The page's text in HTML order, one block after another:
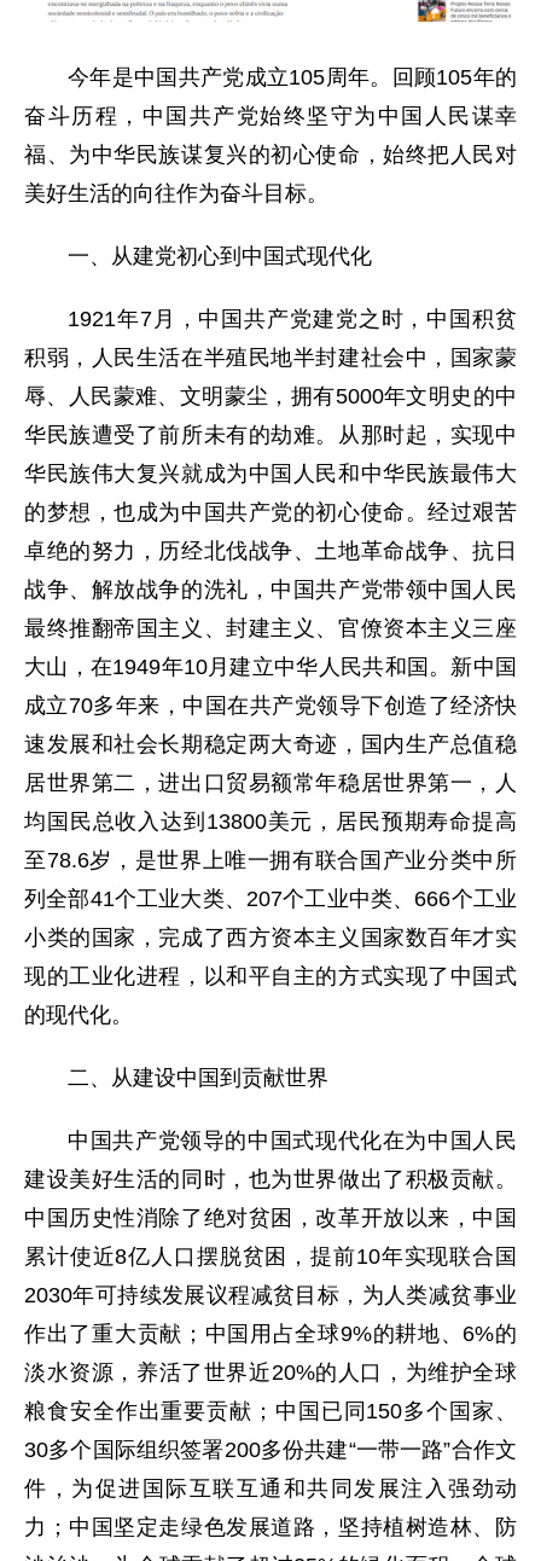
今年是中国共产党成立105周年。回顾105年的
奋斗历程，中国共产党始终坚守为中国人民谋幸
福、为中华民族谋复兴的初心使命，始终把人民对
美好生活的向往作为奋斗目标。
一、从建党初心到中国式现代化
1921年7月，中国共产党建党之时，中国积贫
积弱，人民生活在半殖民地半封建社会中，国家蒙
辱、人民蒙难、文明蒙尘，拥有5000年文明史的中
华民族遭受了前所未有的劫难。从那时起，实现中
华民族伟大复兴就成为中国人民和中华民族最伟大
的梦想，也成为中国共产党的初心使命。经过艰苦
卓绝的努力，历经北伐战争、土地革命战争、抗日
战争、解放战争的洗礼，中国共产党带领中国人民
最终推翻帝国主义、封建主义、官僚资本主义三座
大山，在1949年10月建立中华人民共和国。新中国
成立70多年来，中国在共产党领导下创造了经济快
速发展和社会长期稳定两大奇迹，国内生产总值稳
居世界第二，进出口贸易额常年稳居世界第一，人
均国民总收入达到13800美元，居民预期寿命提高
至78.6岁，是世界上唯一拥有联合国产业分类中所
列全部41个工业大类、207个工业中类、666个工业
小类的国家，完成了西方资本主义国家数百年才实
现的工业化进程，以和平自主的方式实现了中国式
的现代化。
二、从建设中国到贡献世界
中国共产党领导的中国式现代化在为中国人民
建设美好生活的同时，也为世界做出了积极贡献。
中国历史性消除了绝对贫困，改革开放以来，中国
累计使近8亿人口摆脱贫困，提前10年实现联合国
2030年可持续发展议程减贫目标，为人类减贫事业
作出了重大贡献；中国用占全球9%的耕地、6%的
淡水资源，养活了世界近20%的人口，为维护全球
粮食安全作出重要贡献；中国已同150多个国家、
30多个国际组织签署200多份共建“一带一路”合作文
件，为促进国际互联互通和共同发展注入强劲动
力；中国坚定走绿色发展道路，坚持植树造林、防